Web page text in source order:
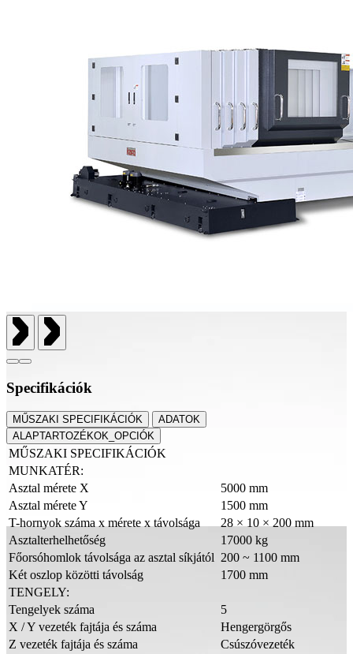
Specifikációk
MŰSZAKI SPECIFIKÁCIÓK
ADATOK
ALAPTARTOZÉKOK_OPCIÓK
MŰSZAKI SPECIFIKÁCIÓK
MUNKATÉR:
Asztal mérete X
5000 mm
Asztal mérete Y
1500 mm
T-hornyok száma x mérete x távolsága
28 × 10 × 200 mm
Asztalterhelhetőség
17000 kg
Főorsóhomlok távolsága az asztal síkjától 200 ~ 1100 mm
Két oszlop közötti távolság
1700 mm
TENGELY:
Tengelyek száma
5
X / Y vezeték fajtája és száma
Hengergörgős
Z vezeték fajtája és száma
Csúszóvezeték